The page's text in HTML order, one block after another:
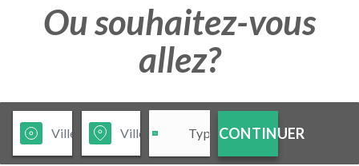
Ou souhaitez-vous
allez?
CONTINUER